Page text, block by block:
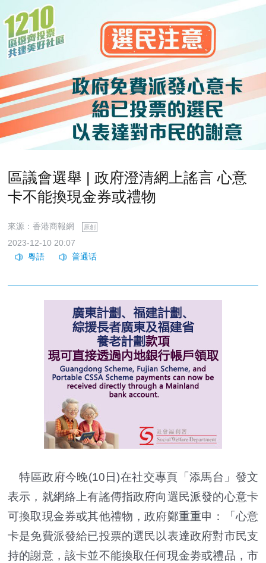
區議會選舉 | 政府澄清網上謠言 心意
卡不能換現金券或禮物
來源：香港商報網 原創
2023-12-10 20:07
特區政府今晚(10日)在社交專頁「添馬台」發文
表示，就網絡上有謠傳指政府向選民派發的心意卡
可換取現金券或其他禮物，政府鄭重重申：「心意
卡是免費派發給已投票的選民以表達政府對市民支
持的謝意，該卡並不能換取任何現金劵或禮品，市